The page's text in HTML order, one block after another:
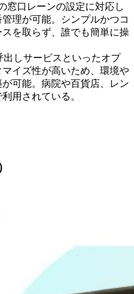
窓口レーンの設定に対応し
理が可能。シンプルかつコ
を取らず、誰でも簡単に操
しサービスといったオプ
イズ性が高いため、環境や
可能。病院や百貨店、レン
用されている。